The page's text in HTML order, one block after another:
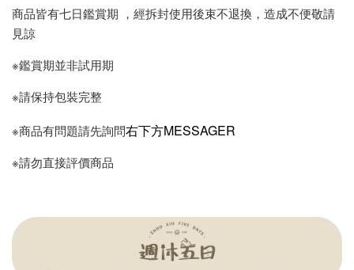
商品皆有七日鑑賞期 ，經拆封使用後束不退換，造成不便敬請
見諒
※鑑賞期並非試用期
※請保持包裝完整
※商品有問題請先詢問右下方MESSAGER
※請勿直接評價商品